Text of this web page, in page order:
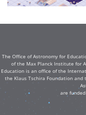
The Office of Astronomy for
of the Max Planck Institute for
Education is an office of the
the Klaus Tschira Foundation and
are